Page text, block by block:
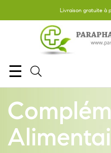
Livraison gratuite à
Basculer
la
navigation
☰